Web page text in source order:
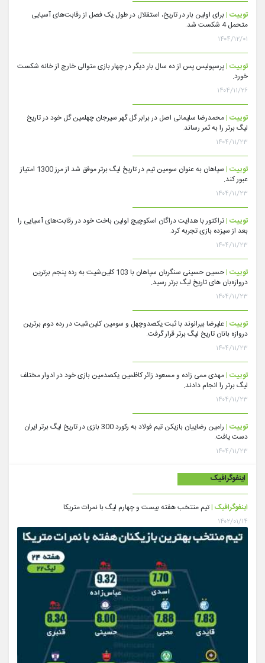
توییت |برای اولین بار در تاریخ، استقلال در طول یک فصل از رقابت‌های آسیایی
متحمل 4 شکست شد.
۱۴۰۴/۱۲/۰۱
توییت |پرسپولیس پس از ده سال بار دیگر در چهار بازی متوالی خارج از خانه شکست
خورد.
۱۴۰۴/۱۱/۲۶
توییت |محمدرضا سلیمانی اصل در برابر گل گهر سیرجان چهلمین گل خود در تاریخ
لیگ برتر را به ثمر رساند.
۱۴۰۴/۱۱/۲۳
توییت |
سپاهان به عنوان سومین تیم در تاریخ لیگ برتر موفق شد از مرز 1300 امتیاز
عبور کند.
۱۴۰۴/۱۱/۲۳
توییت |تراکتور با هدایت دراگان اسکوچیچ اولین باخت خود در رقابت‌های آسیایی را
بعد از سیزده بازی تجربه کرد.
۱۴۰۴/۱۱/۲۳
توییت |
حسین حسینی سنگربان سپاهان با 103 کلین‌شیت به رده پنجم برترین
دروازه‌بان های تاریخ لیگ برتر رسید.
۱۴۰۴/۱۱/۲۳
توییت |علیرضا بیرانوند با ثبت یکصدوچهل و سومین کلین‌شیت در رده دوم برترین
دروازه بانان تاریخ لیگ برتر قرار گرفت.
۱۴۰۴/۱۱/۲۳
توییت |مهدی ممی زاده و مسعود زائر کاظمین یکصدمین بازی خود در ادوار مختلف
لیگ برتر را انجام دادند.
۱۴۰۴/۱۱/۲۳
توییت |
رامین رضاییان بازیکن تیم فولاد به رکورد 300 بازی در تاریخ لیگ برتر ایران
دست یافت.
۱۴۰۴/۱۱/۲۳
اینفوگرافیک
اینفوگرافیک |تیم منتخب هفته بیست و چهارم لیگ با نمرات متریکا
۱۴۰۲/۰۱/۱۴